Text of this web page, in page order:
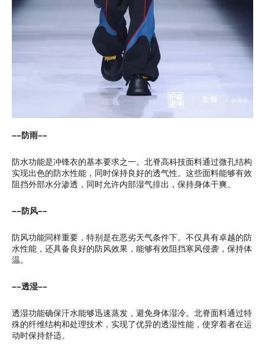
——防雨——
防水功能是冲锋衣的基本要求之一。北脊高科技面料通过微孔结构
实现出色的防水性能，同时保持良好的透气性。这些面料能够有效
阻挡外部水分渗透，同时允许内部湿气排出，保持身体干爽。
——防风——
防风功能同样重要，特别是在恶劣天气条件下。不仅具有卓越的防
水性能，还具备良好的防风效果，能够有效阻挡寒风侵袭，保持体
温。
——透湿——
透湿功能确保汗水能够迅速蒸发，避免身体湿冷。北脊面料通过特
殊的纤维结构和处理技术，实现了优异的透湿性能，使穿着者在运
动时保持舒适。